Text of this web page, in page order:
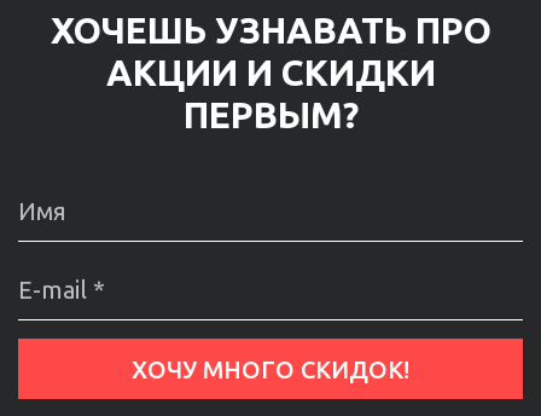
ХОЧЕШЬ УЗНАВАТЬ ПРО
АКЦИИ И СКИДКИ
ПЕРВЫМ?